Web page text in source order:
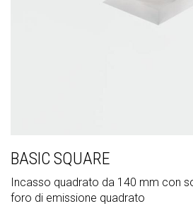
BASIC SQUARE
Incasso quadrato da 140 mm con
foro di emissione quadrato